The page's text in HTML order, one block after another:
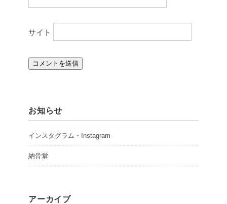
サイト
お知らせ
インスタグラム・Instagram
納骨堂
アーカイブ